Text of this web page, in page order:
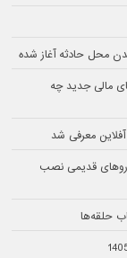
محل حادثه آغاز شده
مالی جدید چه
قدیمی نصب
حلقه‌ها